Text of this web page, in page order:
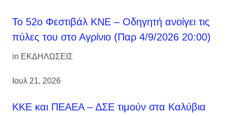
Το 52ο Φεστιβάλ ΚΝΕ – Οδηγητή ανοίγει τις
πύλες του στο Αγρίνιο (Παρ 4/9/2026 20:00)
in ΕΚΔΗΛΩΣΕΙΣ
Ιουλ 21, 2026
ΚΚΕ και ΠΕΑΕΑ – ΔΣΕ τιμούν στα Καλύβια